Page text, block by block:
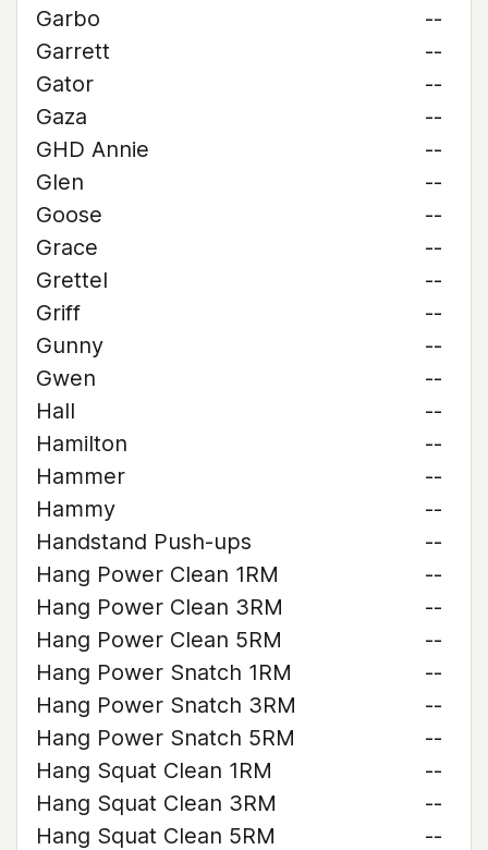
Garbo
--
Garrett
--
Gator
--
Gaza
--
GHD Annie
--
Glen
--
Goose
--
Grace
--
Grettel
--
Griff
--
Gunny
--
Gwen
--
Hall
--
Hamilton
--
Hammer
--
Hammy
--
Handstand Push-ups
--
Hang Power Clean 1RM
--
Hang Power Clean 3RM
--
Hang Power Clean 5RM
--
Hang Power Snatch 1RM
--
Hang Power Snatch 3RM
--
Hang Power Snatch 5RM
--
Hang Squat Clean 1RM
--
Hang Squat Clean 3RM
--
Hang Squat Clean 5RM
--